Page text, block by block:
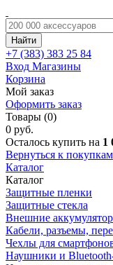
Найти
+7 (383) 383 25 84
Вход Магазины
Корзина
Мой заказ
Оформить заказ
Товары (0)
0 руб.
Осталось купить на 1
Вернуться к покупкам
Каталог
Каталог
Защитные пленки
Защитные стекла
Внешние
Кабели, разъемы,
Чехлы для
Наушники и